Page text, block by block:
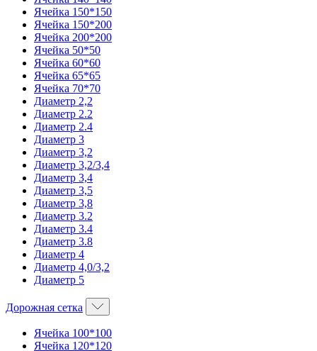
Ячейка 150*150
Ячейка 150*200
Ячейка 200*200
Ячейка 50*50
Ячейка 60*60
Ячейка 65*65
Ячейка 70*70
Диаметр 2,2
Диаметр 2.2
Диаметр 2.4
Диаметр 3
Диаметр 3,2
Диаметр 3,2/3,4
Диаметр 3,4
Диаметр 3,5
Диаметр 3,8
Диаметр 3.2
Диаметр 3.4
Диаметр 3.8
Диаметр 4
Диаметр 4,0/3,2
Диаметр 5
Дорожная сетка
Ячейка 100*100
Ячейка 120*120